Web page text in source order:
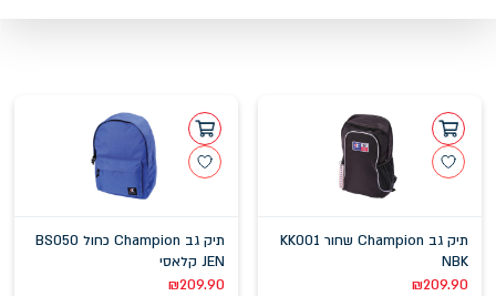
תיק גב Champion שחור KK001
NBK
₪209.90
תיק גב Champion כחול BS050
JEN קלאסי
₪209.90